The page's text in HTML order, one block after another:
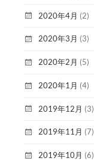
2020年4月 (2)
2020年3月 (3)
2020年2月 (5)
2020年1月 (4)
2019年12月 (3)
2019年11月 (7)
2019年10月 (6)